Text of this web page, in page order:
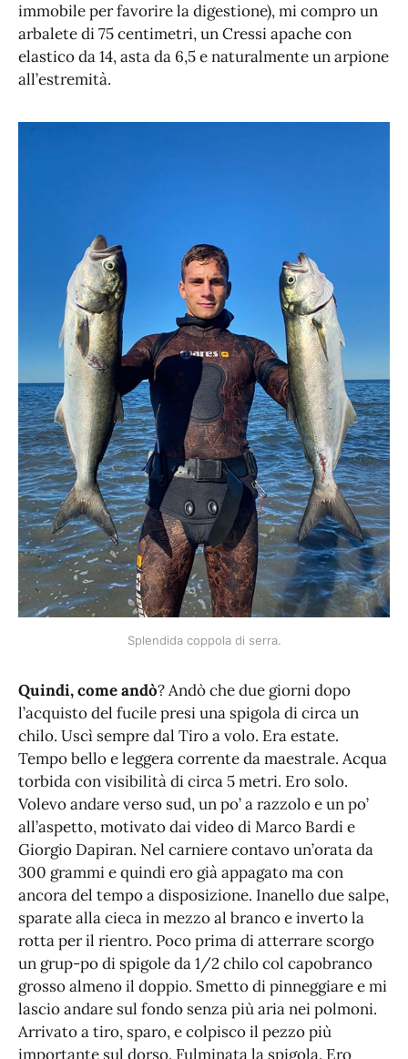
immobile per favorire la digestione), mi compro un
arbalete di 75 centimetri, un Cressi apache con
elastico da 14, asta da 6,5 e naturalmente un arpione
all’estremità.
Splendida coppola di serra.
Quindi, come andò? Andò che due giorni dopo
l’acquisto del fucile presi una spigola di circa un
chilo. Uscì sempre dal Tiro a volo. Era estate.
Tempo bello e leggera corrente da maestrale. Acqua
torbida con visibilità di circa 5 metri. Ero solo.
Volevo andare verso sud, un po’ a razzolo e un po’
all’aspetto, motivato dai video di Marco Bardi e
Giorgio Dapiran. Nel carniere contavo un’orata da
300 grammi e quindi ero già appagato ma con
ancora del tempo a disposizione. Inanello due salpe,
sparate alla cieca in mezzo al branco e inverto la
rotta per il rientro. Poco prima di atterrare scorgo
un grup-po di spigole da 1/2 chilo col capobranco
grosso almeno il doppio. Smetto di pinneggiare e mi
lascio andare sul fondo senza più aria nei polmoni.
Arrivato a tiro, sparo, e colpisco il pezzo più
importante sul dorso. Fulminata la spigola. Ero